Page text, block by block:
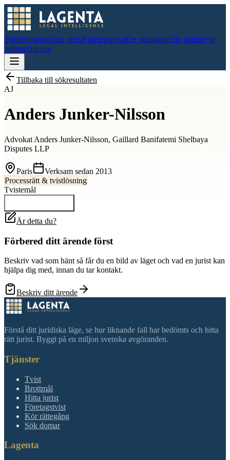
TvistBrottmålHitta juristFöretagstvistKör rättegångSök domarFör
juristerOm oss
Tillbaka till sökresultaten
AJ
Anders Junker-Nilsson
Advokat Anders Junker-Nilsson, Gaillard Banifatemi Shelbaya
Disputes LLP
Paris Verksam sedan 2013
Processrätt & tvistlösning
Tvistemål
Är detta du?
Förbered ditt ärende först
Beskriv vad som hänt så får du en bild av läget och vad en jurist kan
hjälpa dig med, innan du tar kontakt.
Beskriv ditt ärende
Förstå ditt juridiska läge, se hur liknande fall har bedömts och hitta
rätt jurist. Byggt på en miljon svenska avgöranden.
Tjänster
Tvist
Brottmål
Hitta jurist
Företagstvist
Kör rättegång
Sök domar
Lagenta